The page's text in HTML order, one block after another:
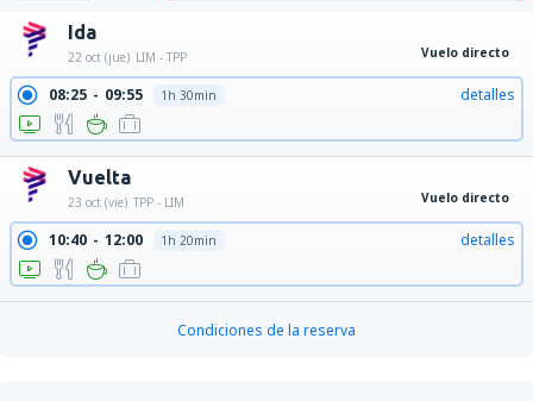
Ida
22 oct (jue) LIM - TPP Vuelo directo
08:25 09:55 1h 30min detalles
Vuelta
23 oct (vie) TPP - LIM Vuelo directo
10:40 12:00 1h 20min detalles
Condiciones de la reserva